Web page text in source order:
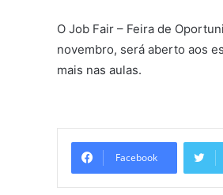
O Job Fair – Feira de
novembro, será aberto aos
mais nas aulas.
Facebook